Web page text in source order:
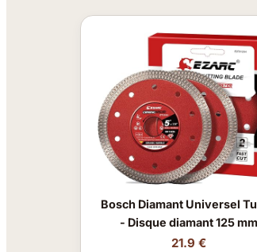
Bosch Diamant Universel
- Disque diamant 125 mm
21.9 €